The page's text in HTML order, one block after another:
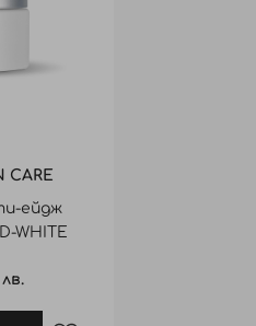
CARE
ейдж
WHITE
лв.